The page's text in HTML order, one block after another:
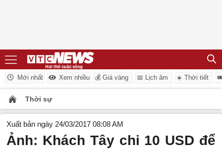
Mới nhất Xem nhiều 💰 Giá vàng 📅 Lịch âm ☀️ Thời tiết
Thời sự
Xuất bản ngày 24/03/2017 08:08 AM
Ảnh: Khách Tây chi 10 USD để